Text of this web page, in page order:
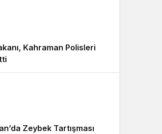
Kahraman Polisleri
Zeybek Tartışması